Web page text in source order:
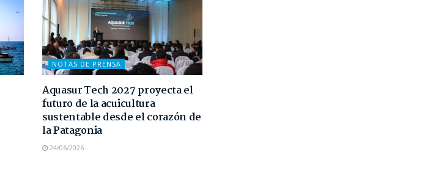
NOTAS DE PRENSA
Aquasur Tech 2027 proyecta el
futuro de la acuicultura
sustentable desde el corazón de
la Patagonia
24/06/2026